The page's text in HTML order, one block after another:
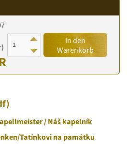
In den
Warenkorb
/ Náš kapelník
Tatínkovi na památku